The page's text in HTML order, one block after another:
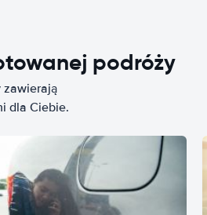
podróży
zawierają
dla Ciebie.